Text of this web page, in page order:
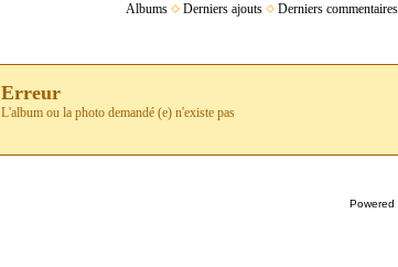
Albums
Derniers ajouts Derniers commentaires
Erreur
L'album ou la photo demandé (e) n'existe pas
Powered